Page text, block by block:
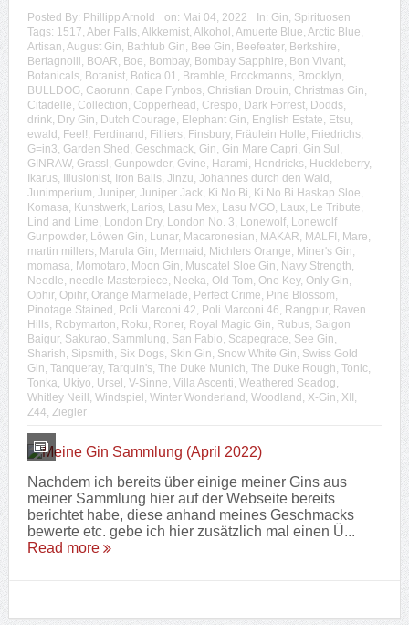
Posted By: Phillipp Arnold on: Mai 04, 2022 In: Gin Spirituosen
Tags: 1517 Aber Falls, Alkkemist, Alkohol Amuerte Blue Arctic Blue
Artisan August Gin Bathtub Gin Bee Gin Beefeater, Berkshire
Bertagnolli BOAR Boe Bombay, Bombay Sapphire Bon Vivant,
Botanicals, Botanist, Botica 01 Bramble Brockmanns, Brooklyn
BULLDOG, Caorunn Cape Fynbos, Christian Drouin Christmas Gin
Citadelle Collection Copperhead Crespo Dark Forrest, Dodds,
drink, Dry Gin Dutch Courage Elephant Gin English Estate Etsu
ewald Feel! Ferdinand Filliers, Finsbury, Fräulein Holle Friedrichs,
G=in3 Garden Shed Geschmack, Gin Gin Mare Capri Gin Sul
GINRAW, Grassl Gunpowder, Gvine Harami Hendricks, Huckleberry,
Ikarus, Illusionist, Iron Balls, Jinzu Johannes durch den Wald
Junimperium Juniper, Juniper Jack, Ki No Bi Ki No Bi Haskap Sloe
Komasa Kunstwerk, Larios, Lasu Mex, Lasu MGO, Laux, Le Tribute
Lind and Lime London Dry, London No. 3 Lonewolf, Lonewolf
Gunpowder, Löwen Gin Lunar, Macaronesian MAKAR MALFI Mare
martin millers, Marula Gin Mermaid Michlers Orange Miner's Gin
momasa Momotaro Moon Gin Muscatel Sloe Gin Navy Strength
Needle needle Masterpiece Neeka Old Tom One Key, Only Gin
Ophir, Opihr, Orange Marmelade Perfect Crime Pine Blossom
Pinotage Stained Poli Marconi 42 Poli Marconi 46 Rangpur, Raven
Hills, Robymarton Roku Roner, Royal Magic Gin Rubus, Saigon
Baigur, Sakurao Sammlung San Fabio Scapegrace See Gin
Sharish Sipsmith Six Dogs, Skin Gin Snow White Gin Swiss Gold
Gin Tanqueray, Tarquin's, The Duke Munich The Duke Rough Tonic,
Tonka Ukiyo Ursel V-Sinne Villa Ascenti Weathered Seadog
Whitley Neill Windspiel Winter Wonderland Woodland X-Gin XII
Z44 Ziegler
Nachdem ich bereits über einige meiner Gins aus
meiner Sammlung hier auf der Webseite bereits
berichtet habe, diese anhand meines Geschmacks
bewerte etc. gebe ich hier zusätzlich mal einen Ü...
Read more